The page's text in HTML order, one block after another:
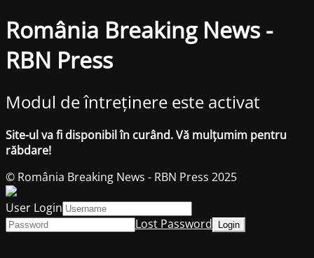
România Breaking News -
RBN Press
Modul de întreținere este activat
Site-ul va fi disponibil în curând. Vă mulțumim pentru
răbdare!
© România Breaking News - RBN Press 2025
User Login
Lost Password